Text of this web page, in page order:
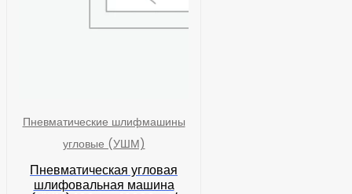
Пневматические шлифмашины
угловые (УШМ)
Пневматическая угловая
шлифовальная машина